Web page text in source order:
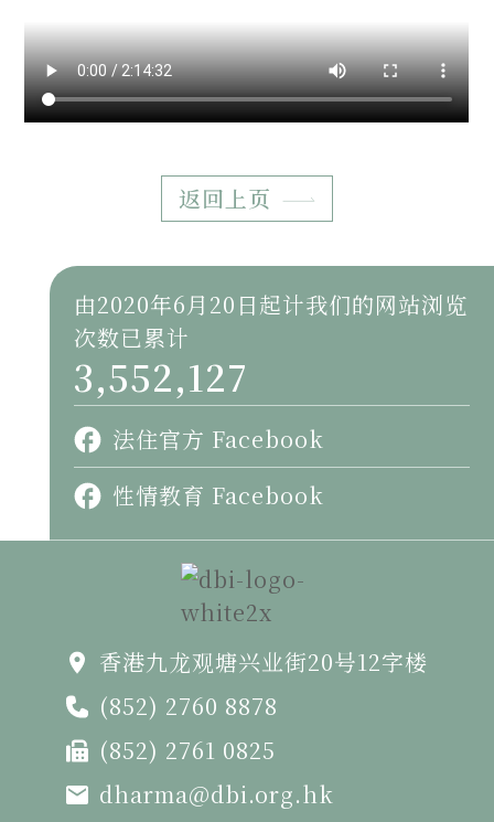
返回上页
由2020年6月20日起计我们的网站浏览
次数已累计
3,552,127
法住官方 Facebook
性情教育 Facebook
香港九龙观塘兴业街20号12字楼
(852) 2760 8878
(852) 2761 0825
dharma@dbi.org.hk